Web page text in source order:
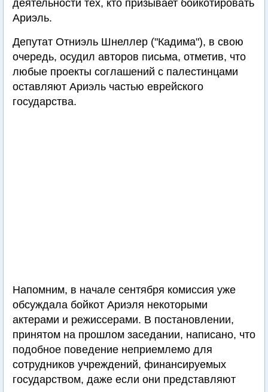
деятельности тех, кто призывает бойкотировать
Ариэль.
Депутат Отниэль Шнеллер ("Кадима"), в свою
очередь, осудил авторов письма, отметив, что
любые проекты соглашений с палестинцами
оставляют Ариэль частью еврейского
государства.
Напомним, в начале сентября комиссия уже
обсуждала бойкот Ариэля некоторыми
актерами и режиссерами. В постановлении,
принятом на прошлом заседании, написано, что
подобное поведение неприемлемо для
сотрудников учреждений, финансируемых
государством, даже если они представляют